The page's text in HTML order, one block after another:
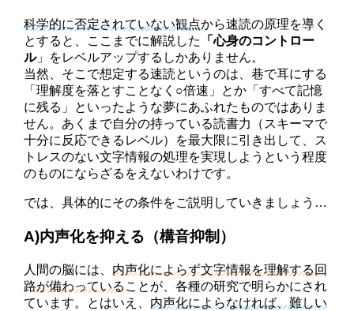
科学的に否定されていない観点から速読の原理を導く
とすると、ここまでに解説した
「心身のコントロー
ル」をレベルアップするしかありません。
当然、そこで想定する速読というのは、巷で耳にする
「理解度を落とすことなく○倍速」とか「すべて記憶
に残る」といったような夢にあふれたものではありま
せん。あくまで自分の持っている読書力（スキーマで
十分に反応できるレベル）を最大限に引き出して、ス
トレスのない文字情報の処理を実現しようという程度
のものにならざるをえないわけです。
では、具体的にその条件をご説明していきましょう…
A)内声化を抑える（構音抑制）
人間の脳には、 内声化によらず文字情報を理解する回
路が備わっていることが、各種の研究で明らかにされ
ています。とはいえ、 内声化によらなければ、難しい